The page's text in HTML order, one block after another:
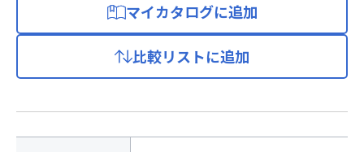
マイカタログに追加
比較リストに追加